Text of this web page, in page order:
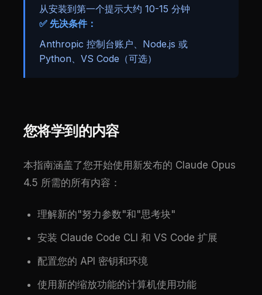
从安装到第一个提示大约 10-15 分钟
✅ 先决条件：
Anthropic 控制台账户、Node.js 或
Python、VS Code（可选）
您将学到的内容
本指南涵盖了您开始使用新发布的 Claude Opus
4.5 所需的所有内容：
理解新的"努力参数"和"思考块"
安装 Claude Code CLI 和 VS Code 扩展
配置您的 API 密钥和环境
使用新的缩放功能的计算机使用功能